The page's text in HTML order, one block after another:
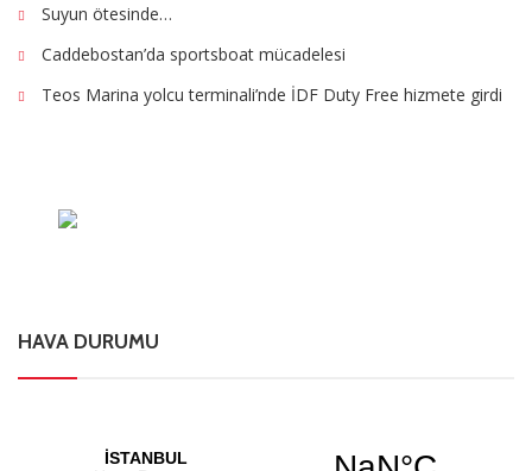
Suyun ötesinde…
Caddebostan’da sportsboat mücadelesi
Teos Marina yolcu terminali’nde İDF Duty Free hizmete girdi
HAVA DURUMU